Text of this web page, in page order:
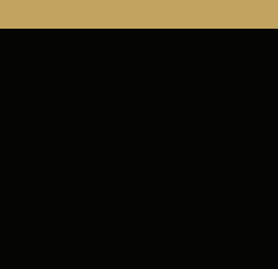
formulario.